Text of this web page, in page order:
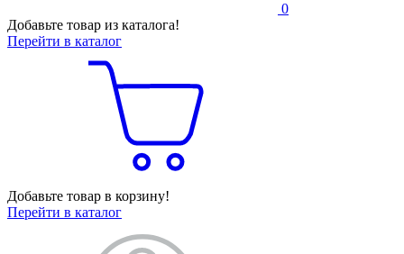
0
Добавьте товар из каталога!
Перейти в каталог
Добавьте товар в корзину!
Перейти в каталог